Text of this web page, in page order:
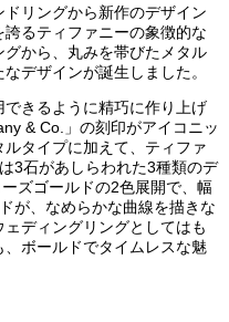
リングから新作のデザイン
るティファニーの象徴的な
から、丸みを帯びたメタル
デザインが誕生しました。
きるように精巧に作り上げ
& Co.」の刻印がアイコニッ
タイプに加えて、ティファ
3石があしらわれた3種類のデ
ズゴールドの2色展開で、幅
が、なめらかな曲線を描きな
ディングリングとしてはも
ボールドでタイムレスな魅